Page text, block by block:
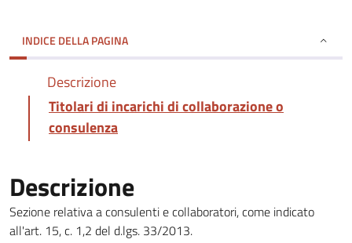
INDICE DELLA PAGINA
Descrizione
Titolari di incarichi di collaborazione o
consulenza
Descrizione
Sezione relativa a consulenti e collaboratori, come indicato
all'art. 15, c. 1,2 del d.lgs. 33/2013.